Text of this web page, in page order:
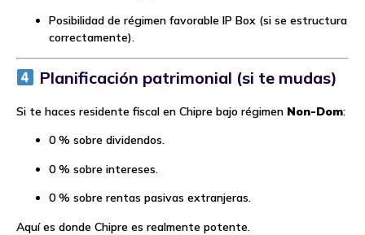
Posibilidad de régimen favorable IP Box (si se estructura
correctamente).
Planificación patrimonial (si te mudas)
Si te haces residente fiscal en Chipre bajo régimen Non-Dom:
0 % sobre dividendos.
0 % sobre intereses.
0 % sobre rentas pasivas extranjeras.
Aquí es donde Chipre es realmente potente.